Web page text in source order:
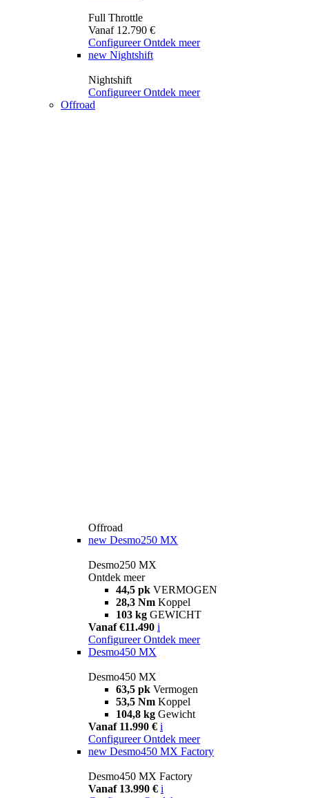
Full Throttle
Vanaf 12.790 €
Configureer Ontdek meer
new Nightshift
Nightshift
Configureer Ontdek meer
Offroad
Offroad
new Desmo250 MX
Desmo250 MX
Ontdek meer
44,5 pk VERMOGEN
28,3 Nm Koppel
103 kg GEWICHT
Vanaf €11.490 i
Configureer Ontdek meer
Desmo450 MX
Desmo450 MX
63,5 pk Vermogen
53,5 Nm Koppel
104,8 kg Gewicht
Vanaf 11.990 € i
Configureer Ontdek meer
new Desmo450 MX Factory
Desmo450 MX Factory
Vanaf 13.990 € i